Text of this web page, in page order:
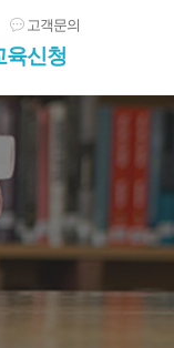
고객문의
육신청